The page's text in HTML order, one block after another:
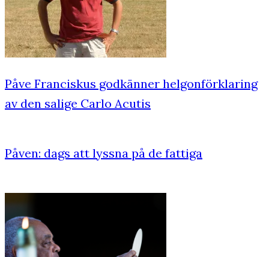
Påve Franciskus godkänner helgonförklaring
av den salige Carlo Acutis
Påven: dags att lyssna på de fattiga